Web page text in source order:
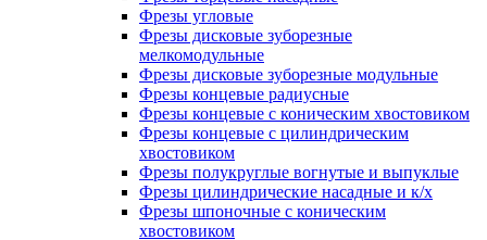
Фрезы угловые
Фрезы дисковые зуборезные
мелкомодульные
Фрезы дисковые зуборезные модульные
Фрезы концевые радиусные
Фрезы концевые с коническим хвостовиком
Фрезы концевые с цилиндрическим
хвостовиком
Фрезы полукруглые вогнутые и выпуклые
Фрезы цилиндрические насадные и к/х
Фрезы шпоночные с коническим
хвостовиком